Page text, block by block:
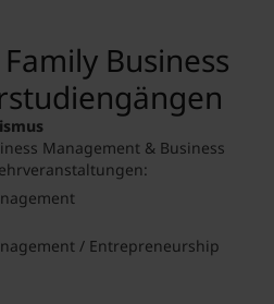
Business
Management & Business
/ Entrepreneurship